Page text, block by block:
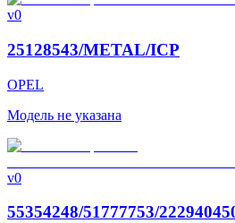
v0
25128543/METAL/ICP
OPEL
Модель не указана
v0
55354248/51777753/